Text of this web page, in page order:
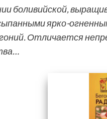
боливийской,
ярко-
Отличается